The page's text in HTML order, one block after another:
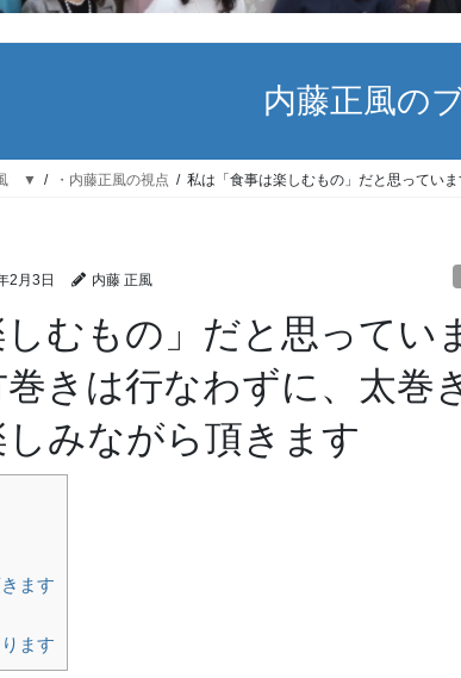
内藤正風の
風 ▼ ・内藤正風の視点 私は「食事は楽しむもの」だと思ってい
2月3日 内藤 正風
むもの」だと思ってい
きは行なわずに、太巻
みながら頂きます
ます
ます